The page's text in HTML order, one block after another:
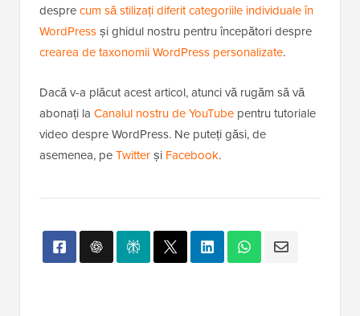
desprecum să stilizați diferit categoriile individuale în
WordPressși ghidul nostru pentru începători despre
crearea de taxonomii WordPress personalizate.
Dacă v-a plăcut acest articol, atunci vă rugăm să vă
abonați la Canalul nostru de YouTube pentru tutoriale
video despre WordPress. Ne puteți găsi, de
asemenea, peTwitterși Facebook.